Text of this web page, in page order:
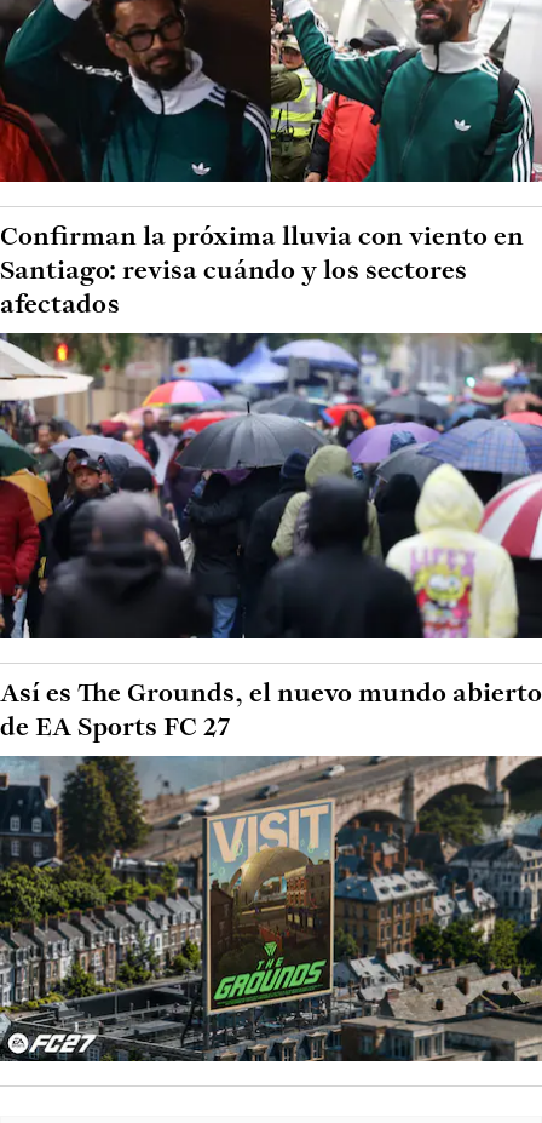
Confirman la próxima lluvia con viento en
Santiago: revisa cuándo y los sectores
afectados
Así es The Grounds, el nuevo mundo abierto
de EA Sports FC 27